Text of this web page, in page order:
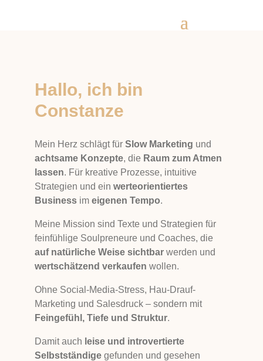
Hallo, ich bin
Constanze
Mein Herz schlägt für Slow Marketing und
achtsame Konzepte, die Raum zum Atmen
lassen. Für kreative Prozesse, intuitive
Strategien und ein werteorientiertes
Businessim eigenen Tempo.
Meine Mission sind Texte und Strategien für
feinfühlige Soulpreneure und Coaches, die
auf natürliche Weise sichtbarwerden und
wertschätzend verkaufen wollen.
Ohne Social-Media-Stress, Hau-Drauf-
Marketing und Salesdruck – sondern mit
Feingefühl, Tiefe und Struktur.
Damit auch leise und introvertierte
Selbstständige gefunden und gesehen